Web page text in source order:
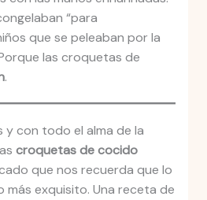
“para
que se peleaban por la
las croquetas de
.
y con todo el alma de la
croquetas de cocido
que nos recuerda que lo
más exquisito. Una receta de